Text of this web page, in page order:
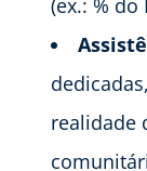
(ex.: %
realidade